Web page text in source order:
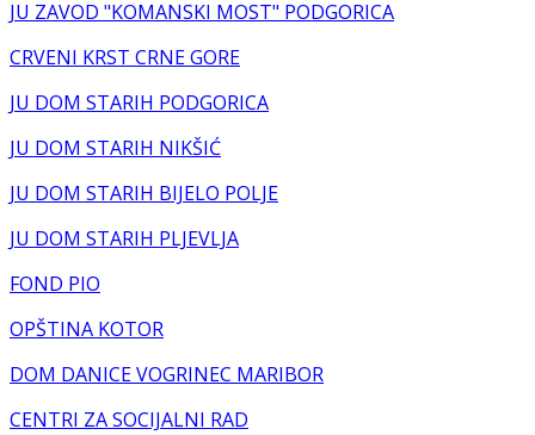
JU ZAVOD "KOMANSKI MOST" PODGORICA
CRVENI KRST CRNE GORE
JU DOM STARIH PODGORICA
JU DOM STARIH NIKŠIĆ
JU DOM STARIH BIJELO POLJE
JU DOM STARIH PLJEVLJA
FOND PIO
OPŠTINA KOTOR
DOM DANICE VOGRINEC MARIBOR
CENTRI ZA SOCIJALNI RAD